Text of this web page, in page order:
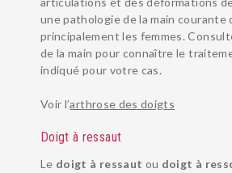
une pathologie de la main courante
principalement les femmes.
de la main pour connaître le
indiqué pour votre cas.
Voir l’arthrose des doigts
Doigt à ressaut
Le doigt à ressaut ou doigt à